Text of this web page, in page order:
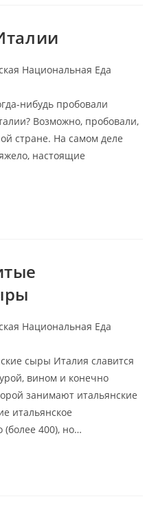
Национальная Еда
нибудь пробовали
Возможно, пробовали,
стране. На самом деле
настоящие
Национальная Еда
сыры Италия славится
вином и конечно
занимают итальянские
итальянское
(более 400), но…